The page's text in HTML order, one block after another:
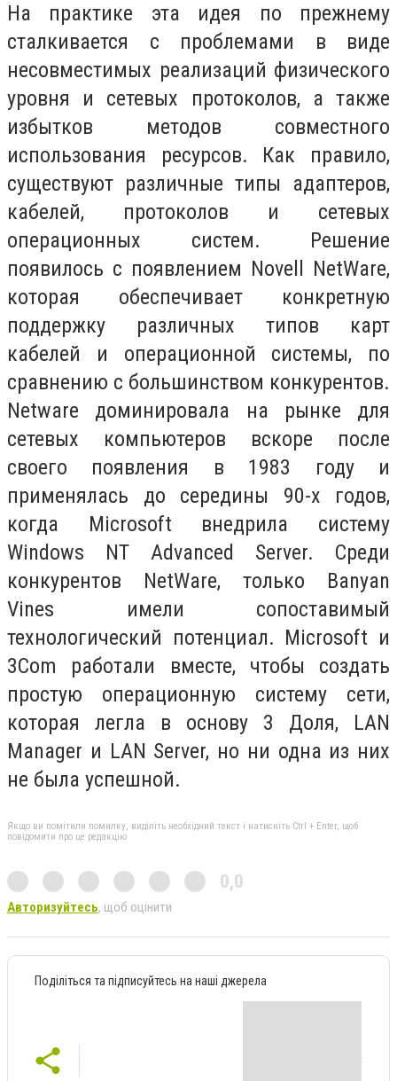
На практике эта идея по прежнему
сталкивается с проблемами в виде
несовместимых реализаций физического
уровня и сетевых протоколов, а также
избытков методов совместного
использования ресурсов. Как правило,
существуют различные типы адаптеров,
кабелей, протоколов и сетевых
операционных систем. Решение
появилось с появлением Novell NetWare,
которая обеспечивает конкретную
поддержку различных типов карт
кабелей и операционной системы, по
сравнению с большинством конкурентов.
Netware доминировала на рынке для
сетевых компьютеров вскоре после
своего появления в 1983 году и
применялась до середины 90-х годов,
когда Microsoft внедрила систему
Windows NT Advanced Server. Среди
конкурентов NetWare, только Banyan
Vines имели сопоставимый
технологический потенциал. Microsoft и
3Com работали вместе, чтобы создать
простую операционную систему сети,
которая легла в основу 3 Доля, LAN
Manager и LAN Server, но ни одна из них
не была успешной.
Якщо ви помітили помилку, виділіть необхідний текст і натисніть Ctrl + Enter, щоб
повідомити про це редакцію
0,0
Авторизуйтесь, щоб оцінити
Поділіться та підписуйтесь на наші джерела